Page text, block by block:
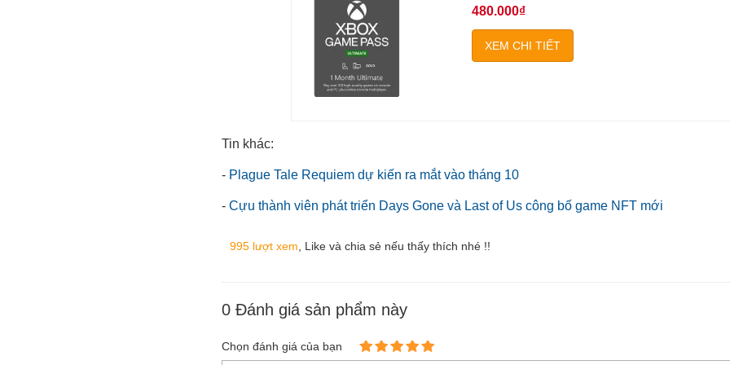
480.000₫
XEM CHI TIẾT
Tin khác:
- Plague Tale Requiem dự kiến ra mắt vào tháng 10
- Cựu thành viên phát triển Days Gone và Last of Us công bố game NFT mới
995 lượt xem , Like và chia sẻ nếu thấy thích nhé !!
0 Đánh giá sản phẩm này
Chọn đánh giá của bạn